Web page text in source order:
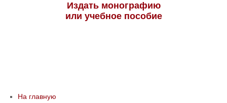
Издать монографию
или учебное пособие
На главную